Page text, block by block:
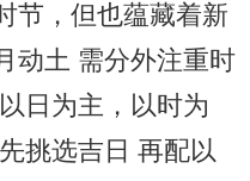
节，但也蕴藏着新
动土 需分外注重时
日为主，以时为
挑选吉日 再配以